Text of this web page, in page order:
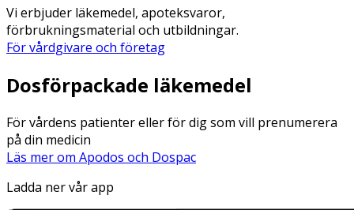
Vi erbjuder läkemedel, apoteksvaror,
förbrukningsmaterial och utbildningar.
För vårdgivare och företag
Dosförpackade läkemedel
För vårdens patienter eller för dig som vill prenumerera
på din medicin
Läs mer om Apodos och Dospac
Ladda ner vår app